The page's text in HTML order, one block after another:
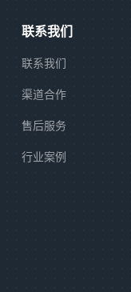
联系我们
联系我们
渠道合作
售后服务
行业案例